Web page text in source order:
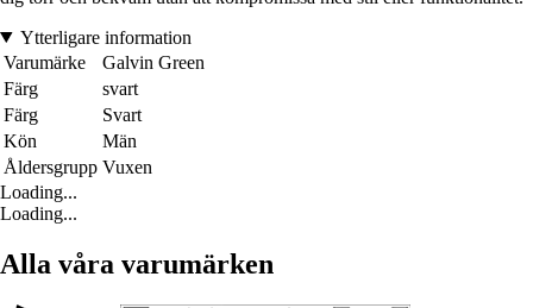
Ytterligare information
Varumärke
Galvin Green
Färg
svart
Färg
Svart
Kön
Män
Åldersgrupp Vuxen
Loading...
Loading...
Alla våra varumärken